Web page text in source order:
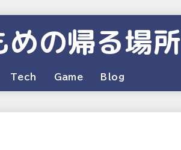
めの帰る場所
Tech Game Blog